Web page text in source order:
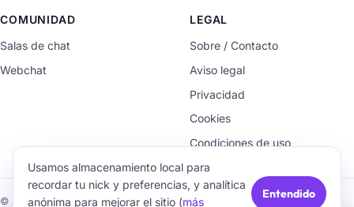
COMUNIDAD
Salas de chat
Webchat
LEGAL
Sobre / Contacto
Aviso legal
Privacidad
Cookies
Condiciones de uso
© 2026 TrivialChat.org · Hecho con cariño para la comunidad.
Usamos almacenamiento local para
recordar tu nick y preferencias, y analítica
anónima para mejorar el sitio (más
Entendido